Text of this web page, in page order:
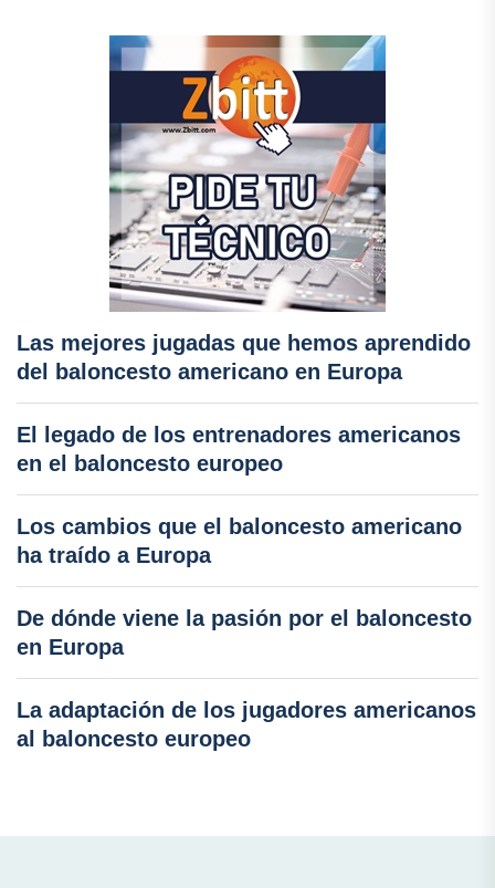
Las mejores jugadas que hemos aprendido
del baloncesto americano en Europa
El legado de los entrenadores americanos
en el baloncesto europeo
Los cambios que el baloncesto americano
ha traído a Europa
De dónde viene la pasión por el baloncesto
en Europa
La adaptación de los jugadores americanos
al baloncesto europeo